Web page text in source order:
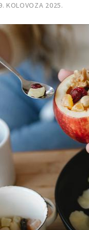
KOLOVOZA 2025.